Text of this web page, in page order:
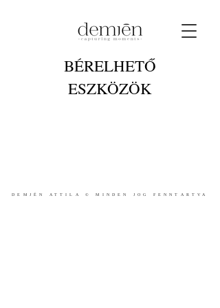
BÉRELHETŐ
ESZKÖZÖK
DEMJÉN ATTILA © MINDEN JOG FENNTARTVA